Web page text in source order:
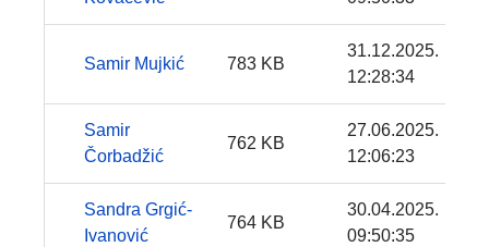
Samir Mujkić 783 KB
31.12.2025.
12:28:34
Samir
Čorbadžić
762 KB
27.06.2025.
12:06:23
Sandra Grgić-
Ivanović
764 KB
30.04.2025.
09:50:35